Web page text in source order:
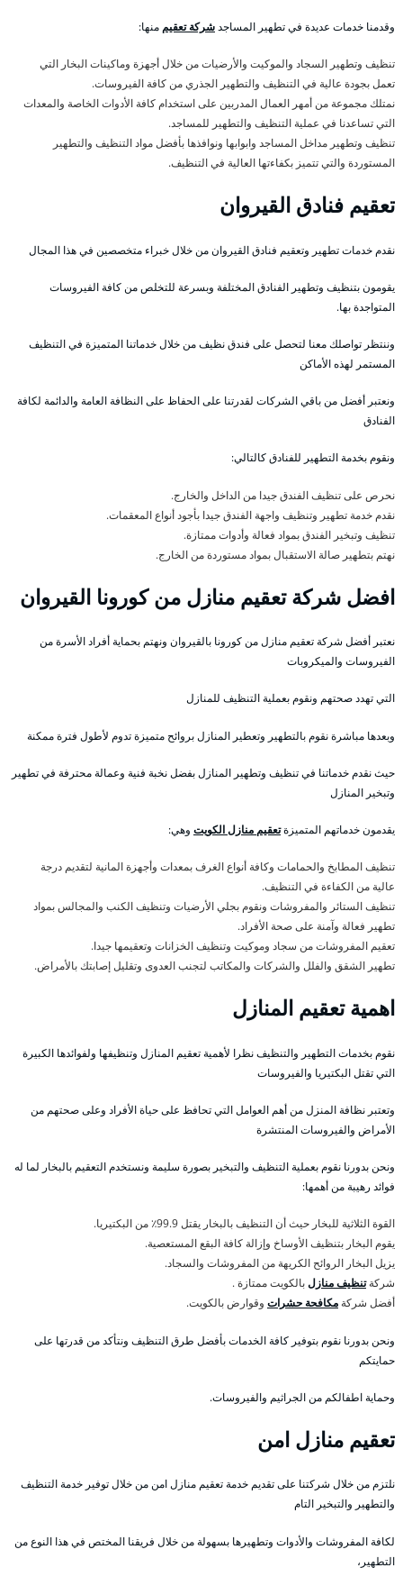
وقدمنا خدمات عديدة في تطهير المساجدشركة تعقيم منها:
تنظيف وتطهير السجاد والموكيت والأرضيات من خلال أجهزة وماكينات البخار التي
تعمل بجودة عالية في التنظيف والتطهير الجذري من كافة الفيروسات.
نمتلك مجموعة من أمهر العمال المدربين على استخدام كافة الأدوات الخاصة والمعدات
التي تساعدنا في عملية التنظيف والتطهير للمساجد.
تنظيف وتطهير مداخل المساجد وابوابها ونوافذها بأفضل مواد التنظيف والتطهير
المستوردة والتي تتميز بكفاءتها العالية في التنظيف.
تعقيم فنادق القيروان
نقدم خدمات تطهير وتعقيم فنادق القيروان من خلال خبراء متخصصين في هذا المجال
يقومون بتنظيف وتطهير الفنادق المختلفة وبسرعة للتخلص من كافة الفيروسات
المتواجدة بها.
وننتظر تواصلك معنا لتحصل على فندق نظيف من خلال خدماتنا المتميزة في التنظيف
المستمر لهذه الأماكن
ونعتبر أفضل من باقي الشركات لقدرتنا على الحفاظ على النظافة العامة والدائمة لكافة
الفنادق
ونقوم بخدمة التطهير للفنادق كالتالي:
نحرص على تنظيف الفندق جيدا من الداخل والخارج.
نقدم خدمة تطهير وتنظيف واجهة الفندق جيدا بأجود أنواع المعقمات.
تنظيف وتبخير الفندق بمواد فعالة وأدوات ممتازة.
نهتم بتطهير صالة الاستقبال بمواد مستوردة من الخارج.
افضل شركة تعقيم منازل من كورونا القيروان
نعتبر أفضل شركة تعقيم منازل من كورونا بالقيروان ونهتم بحماية أفراد الأسرة من
الفيروسات والميكروبات
التي تهدد صحتهم ونقوم بعملية التنظيف للمنازل
وبعدها مباشرة نقوم بالتطهير وتعطير المنازل بروائح متميزة تدوم لأطول فترة ممكنة
حيث نقدم خدماتنا في تنظيف وتطهير المنازل بفضل نخبة فنية وعمالة محترفة في تطهير
وتبخير المنازل
يقدمون خدماتهم المتميزةتعقيم منازل الكويت وهي:
تنظيف المطابخ والحمامات وكافة أنواع الغرف بمعدات وأجهزة المانية لتقديم درجة
عالية من الكفاءة في التنظيف.
تنظيف الستائر والمفروشات ونقوم بجلي الأرضيات وتنظيف الكنب والمجالس بمواد
تطهير فعالة وآمنة على صحة الأفراد.
تعقيم المفروشات من سجاد وموكيت وتنظيف الخزانات وتعقيمها جيدا.
تطهير الشقق والفلل والشركات والمكاتب لتجنب العدوى وتقليل إصابتك بالأمراض.
اهمية تعقيم المنازل
نقوم بخدمات التطهير والتنظيف نظرا لأهمية تعقيم المنازل وتنظيفها ولفوائدها الكبيرة
التي تقتل البكتيريا والفيروسات
وتعتبر نظافة المنزل من أهم العوامل التي تحافظ على حياة الأفراد وعلى صحتهم من
الأمراض والفيروسات المنتشرة
ونحن بدورنا نقوم بعملية التنظيف والتبخير بصورة سليمة ونستخدم التعقيم بالبخار لما له
فوائد رهيبة من أهمها:
القوة الثلاثية للبخار حيث أن التنظيف بالبخار يقتل 99.9٪ من البكتيريا.
يقوم البخار بتنظيف الأوساخ وإزالة كافة البقع المستعصية.
يزيل البخار الروائح الكريهة من المفروشات والسجاد.
شركةتنظيف منازلبالكويت ممتازة .
أفضل شركة مكافحة حشرات وقوارض بالكويت.
ونحن بدورنا نقوم بتوفير كافة الخدمات بأفضل طرق التنظيف ونتأكد من قدرتها على
حمايتكم
وحماية اطفالكم من الجراثيم والفيروسات.
تعقيم منازل امن
نلتزم من خلال شركتنا على تقديم خدمة تعقيم منازل امن من خلال توفير خدمة التنظيف
والتطهير والتبخير التام
لكافة المفروشات والأدوات وتطهيرها بسهولة من خلال فريقنا المختص في هذا النوع من
التطهير،